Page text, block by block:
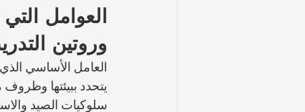
العوامل
وروتين
العامل الأساسي الذي
يتحدد ببيئتها
سلوكيات الصيد